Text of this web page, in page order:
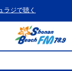
ラジで聴く